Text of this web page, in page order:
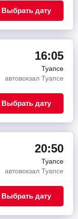
Выбрать дату
16:05
Туапсе
автовокзал Туапсе
Выбрать дату
20:50
Туапсе
автовокзал Туапсе
Выбрать дату